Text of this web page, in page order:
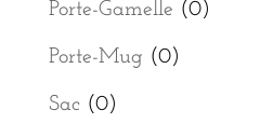
Porte-Gamelle (0)
Porte-Mug (0)
Sac (0)